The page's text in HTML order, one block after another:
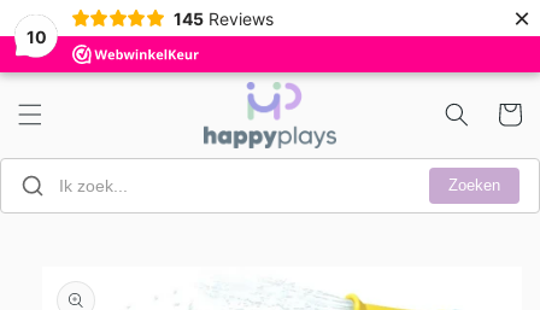
10
145 Reviews ×
Meteen
naar de
content
Zoeken
direct naar